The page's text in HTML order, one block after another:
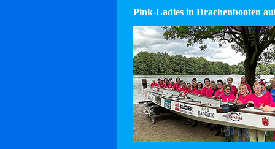
Pink-Ladies in Drachenbooten